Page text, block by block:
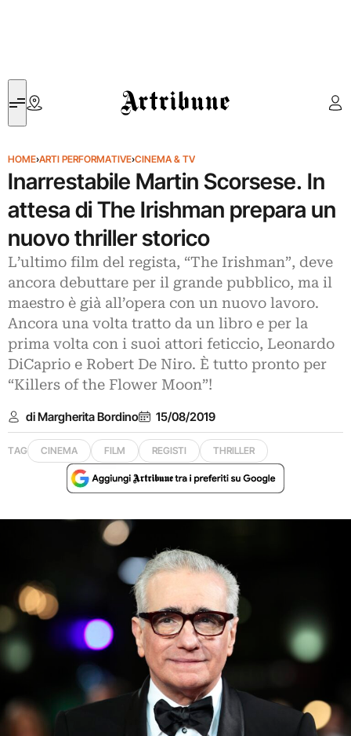
Artribune
HOME›ARTI PERFORMATIVE›CINEMA & TV
Inarrestabile Martin Scorsese. In
attesa di The Irishman prepara un
nuovo thriller storico
L’ultimo film del regista, “The Irishman”, deve
ancora debuttare per il grande pubblico, ma il
maestro è già all’opera con un nuovo lavoro.
Ancora una volta tratto da un libro e per la
prima volta con i suoi attori feticcio, Leonardo
DiCaprio e Robert De Niro. È tutto pronto per
“Killers of the Flower Moon”!
di Margherita Bordino 15/08/2019
TAG CINEMA FILM REGISTI THRILLER